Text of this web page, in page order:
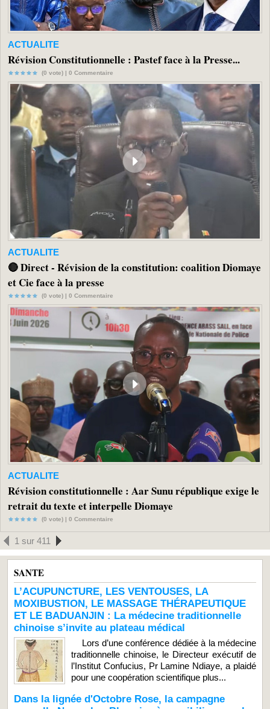
ACTUALITE
Révision Constitutionnelle : Pastef face à la Presse...
(0 vote) | 0 Commentaire
ACTUALITE
🔴 Direct - Révision de la constitution: coalition Diomaye
et Cie face à la presse
(0 vote) | 0 Commentaire
ACTUALITE
Révision constitutionnelle : Aar Sunu république exige le
retrait du texte et interpelle Diomaye
(0 vote) | 0 Commentaire
1 sur 411
SANTE
L’ACUPUNCTURE, LES VENTOUSES, LA
MOXIBUSTION, LE MASSAGE THÉRAPEUTIQUE
ET LE BADUANJIN : La médecine traditionnelle
chinoise s’invite au plateau médical
Lors d’une conférence dédiée à la médecine
traditionnelle chinoise, le Directeur exécutif de
l’Institut Confucius, Pr Lamine Ndiaye, a plaidé
pour une coopération scientifique plus...
Dans la lignée d'Octobre Rose, la campagne